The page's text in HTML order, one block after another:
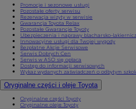
Promocje i sezonowe usługi
Pozostałe oferty serwisu
Rezerwacja wizyty w serwisie
Gwarancja Toyota Relax
Pozostałe Gwarancje Toyoty
Ubezpieczenia i naprawy blacharsko-
Innowacyjne usługi dla Twojej wygody
Bezpłatne Akcje Serwisowe
Serwis Dobrych Cen
Serwis w ASO się opłaca
Dostęp do informacji serwisowych
Wykaz wydanych zaświadczeń o odbytym
Oryginalne części i oleje Toyota
Oryginalne części Toyoty
Oryginalne oleje Toyoty